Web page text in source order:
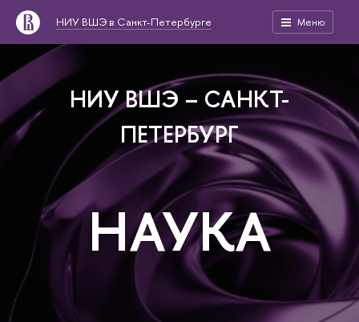
НИУ ВШЭ в Санкт-Петербурге Меню
НИУ ВШЭ – САНКТ-
ПЕТЕРБУРГ
НАУКА